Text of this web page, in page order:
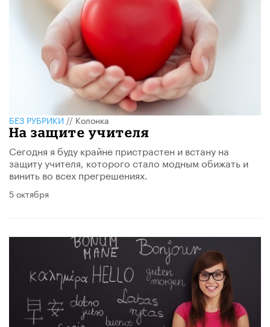
БЕЗ РУБРИКИ//Колонка
На защите учителя
Сегодня я буду крайне пристрастен и встану на
защиту учителя, которого стало модным обижать и
винить во всех прегрешениях.
5 октября